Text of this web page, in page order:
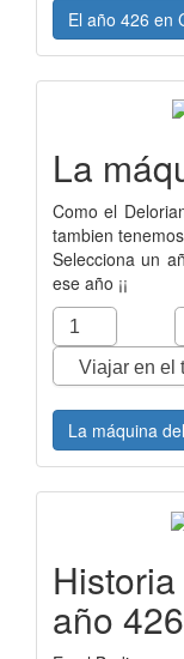
El año 426 en
La
Como el
tambien
Selecciona un
ese año ¡¡
La máquina
año 426